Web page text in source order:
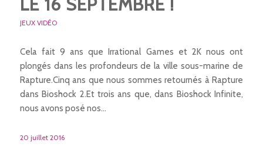
JEUX VIDÉO
Cela fait 9 ans que Irrational Games et 2K nous ont
plongés dans les profondeurs de la ville sous-marine de
Rapture.Cinq ans que nous sommes retournés à Rapture
dans Bioshock 2.Et trois ans que, dans Bioshock Infinite,
nous avons posé nos…
20 juillet 2016